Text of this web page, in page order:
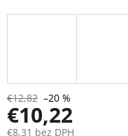
€12,82 –20 %
€10,22
€8,31 bez DPH